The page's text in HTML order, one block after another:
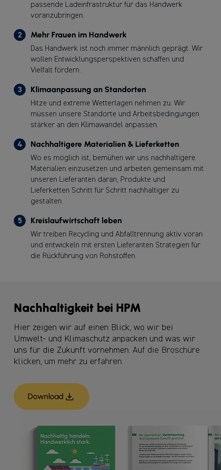
passende Ladeinfrastruktur für das Handwerk
voranzubringen.
2 Mehr Frauen im Handwerk
Das Handwerk ist noch immer männlich geprägt. Wir
wollen Entwicklungsperspektiven schaffen und
Vielfalt fördern.
3 Klimaanpassung an Standorten
Hitze und extreme Wetterlagen nehmen zu. Wir
müssen unsere Standorte und Arbeitsbedingungen
stärker an den Klimawandel anpassen.
4 Nachhaltigere Materialien & Lieferketten
Wo es möglich ist, bemühen wir uns nachhaltigere
Materialien einzusetzen und arbeiten gemeinsam mit
unseren Lieferanten daran, Produkte und
Lieferketten Schritt für Schritt nachhaltiger zu
gestalten.
5 Kreislaufwirtschaft leben
Wir treiben Recycling und Abfalltrennung aktiv voran
und entwickeln mit ersten Lieferanten Strategien für
die Rückführung von Rohstoffen.
Nachhaltigkeit bei HPM
Hier zeigen wir auf einen Blick, wo wir bei
Umwelt- und Klimaschutz anpacken und was wir
uns für die Zukunft vornehmen . Auf die Broschüre
klicken, um mehr zu erfahren.
Download